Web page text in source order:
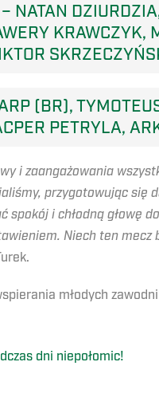
NATAN
KRAWCZYK,
(BR),
PETRYLA,
i zaangażowania
przygotowując się
spokój i chłodną głowę
Niech ten
młodych
dni niepołomic!